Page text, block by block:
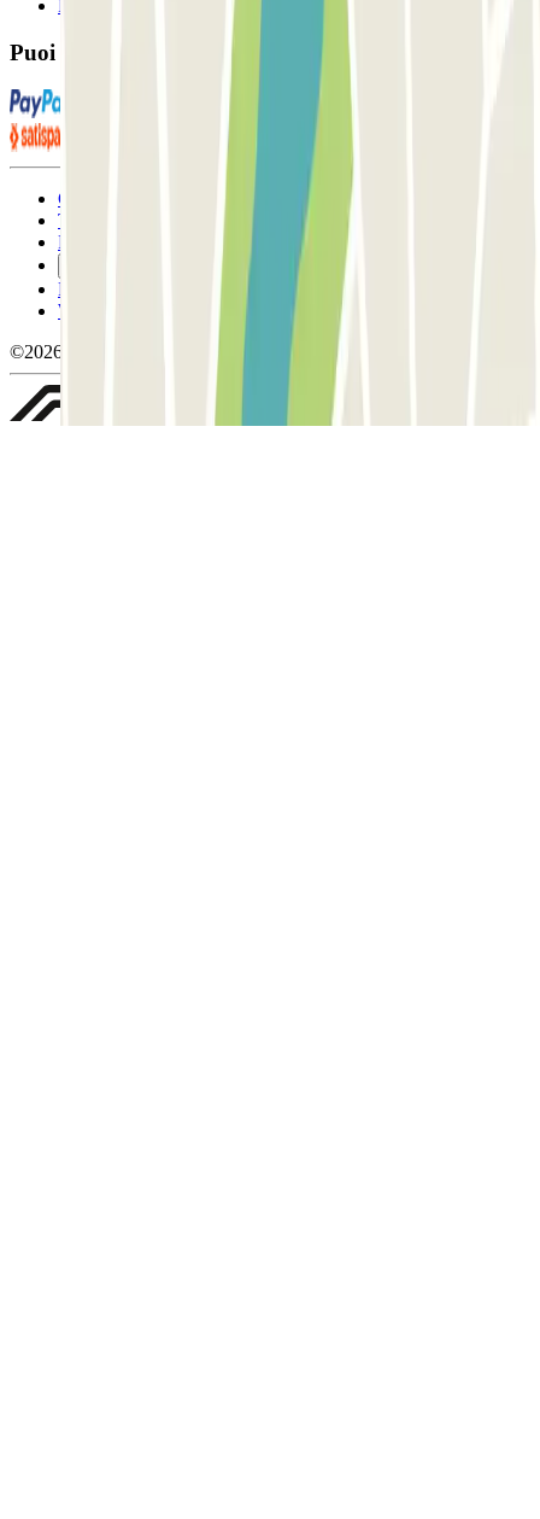
FAQ
Puoi utilizzare questi metodi di pagamento:
Condizioni contrattuali e di utilizzo
Termini di cancellazione
Politica sui cookies
Politica sulla privacy
Whistleblowing
©2026 Parclick. Tutti i diritti riservati